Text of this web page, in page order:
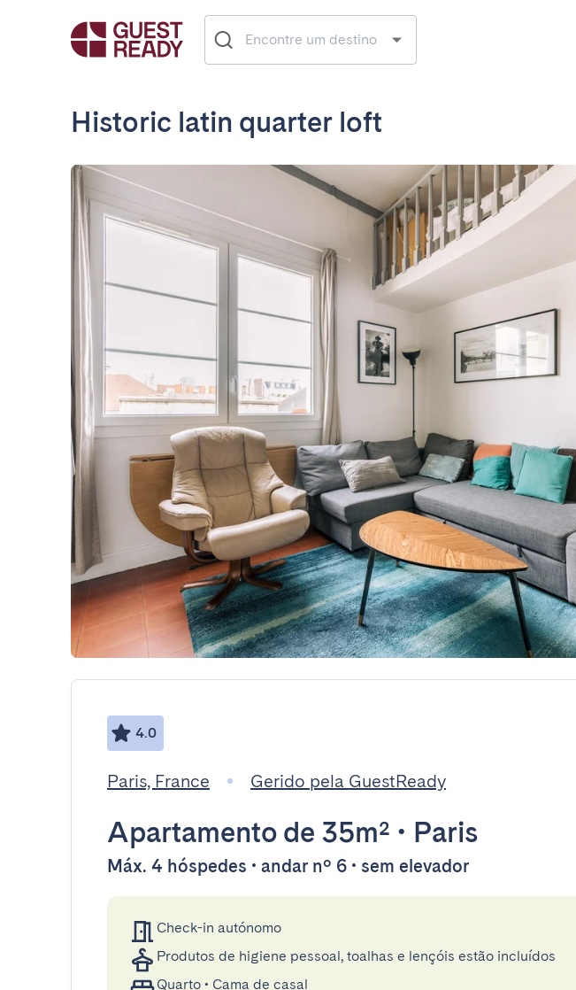
Historic latin quarter loft
4.0
Paris, France Gerido pela GuestReady
Apartamento de 35m² • Paris
Máx. 4 hóspedes • andar nº 6 • sem elevador
Check-in autónomo
Produtos de higiene pessoal, toalhas e lençóis estão incluídos
Quarto • Cama de casal